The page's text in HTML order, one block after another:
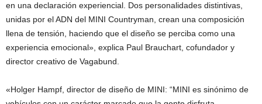
en una declaración experiencial. Dos personalidades distintivas,
unidas por el ADN del MINI Countryman, crean una composición
llena de tensión, haciendo que el diseño se perciba como una
experiencia emocional», explica Paul Brauchart, cofundador y
director creativo de Vagabund.
«Holger Hampf, director de diseño de MINI: “MINI es sinónimo de